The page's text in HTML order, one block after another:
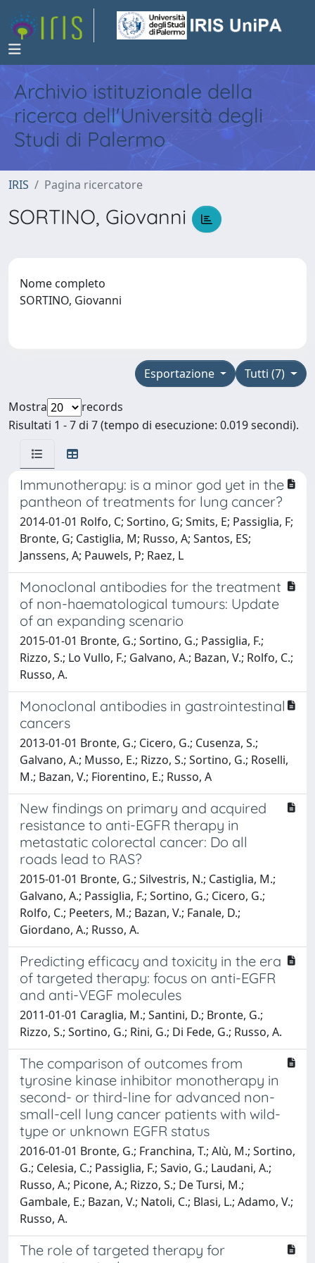
Archivio istituzionale della
ricerca dell'Università degli
Studi di Palermo
IRIS Pagina ricercatore
SORTINO, Giovanni
Nome completo
SORTINO, Giovanni
Tutti (7)
Esportazione
Mostra
records
Risultati 1 - 7 di 7 (tempo di esecuzione: 0.019 secondi).
Immunotherapy: is a minor god yet in the
pantheon of treatments for lung cancer?
2014-01-01 Rolfo, C; Sortino, G; Smits, E; Passiglia, F;
Bronte, G; Castiglia, M; Russo, A; Santos, ES;
Janssens, A; Pauwels, P; Raez, L
Monoclonal antibodies for the treatment
of non-haematological tumours: Update
of an expanding scenario
2015-01-01 Bronte, G.; Sortino, G.; Passiglia, F.;
Rizzo, S.; Lo Vullo, F.; Galvano, A.; Bazan, V.; Rolfo, C.;
Russo, A.
Monoclonal antibodies in gastrointestinal
cancers
2013-01-01 Bronte, G.; Cicero, G.; Cusenza, S.;
Galvano, A.; Musso, E.; Rizzo, S.; Sortino, G.; Roselli,
M.; Bazan, V.; Fiorentino, E.; Russo, A
New findings on primary and acquired
resistance to anti-EGFR therapy in
metastatic colorectal cancer: Do all
roads lead to RAS?
2015-01-01 Bronte, G.; Silvestris, N.; Castiglia, M.;
Galvano, A.; Passiglia, F.; Sortino, G.; Cicero, G.;
Rolfo, C.; Peeters, M.; Bazan, V.; Fanale, D.;
Giordano, A.; Russo, A.
Predicting efficacy and toxicity in the era
of targeted therapy: focus on anti-EGFR
and anti-VEGF molecules
2011-01-01 Caraglia, M.; Santini, D.; Bronte, G.;
Rizzo, S.; Sortino, G.; Rini, G.; Di Fede, G.; Russo, A.
The comparison of outcomes from
tyrosine kinase inhibitor monotherapy in
second- or third-line for advanced non-
small-cell lung cancer patients with wild-
type or unknown EGFR status
2016-01-01 Bronte, G.; Franchina, T.; Alù, M.; Sortino,
G.; Celesia, C.; Passiglia, F.; Savio, G.; Laudani, A.;
Russo, A.; Picone, A.; Rizzo, S.; De Tursi, M.;
Gambale, E.; Bazan, V.; Natoli, C.; Blasi, L.; Adamo, V.;
Russo, A.
The role of targeted therapy for